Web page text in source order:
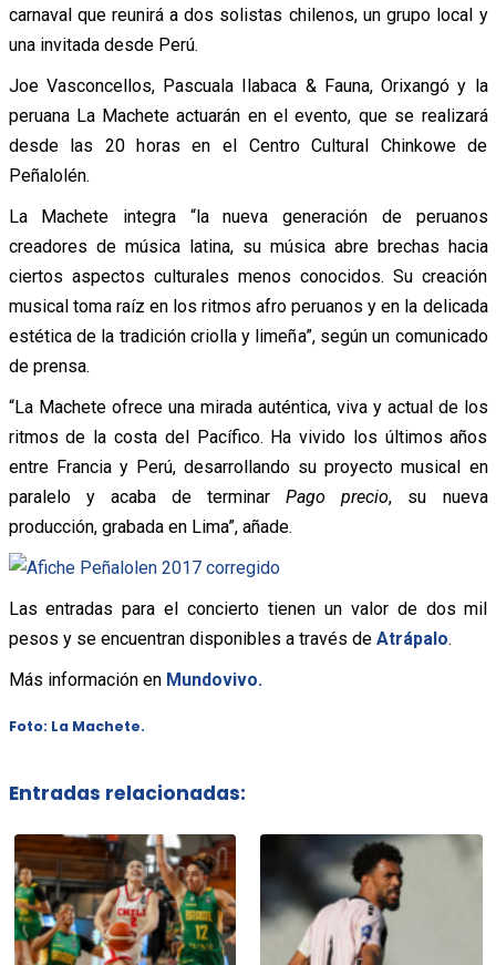
carnaval que reunirá a dos solistas chilenos, un grupo local y
una invitada desde Perú.
Joe Vasconcellos, Pascuala Ilabaca & Fauna, Orixangó y la
peruana La Machete actuarán en el evento, que se realizará
desde las 20 horas en el Centro Cultural Chinkowe de
Peñalolén.
La Machete integra “la nueva generación de peruanos
creadores de música latina, su música abre brechas hacia
ciertos aspectos culturales menos conocidos. Su creación
musical toma raíz en los ritmos afro peruanos y en la delicada
estética de la tradición criolla y limeña”, según un comunicado
de prensa.
“La Machete ofrece una mirada auténtica, viva y actual de los
ritmos de la costa del Pacífico. Ha vivido los últimos años
entre Francia y Perú, desarrollando su proyecto musical en
paralelo y acaba de terminarPago precio, su nueva
producción, grabada en Lima”, añade.
Las entradas para el concierto tienen un valor de dos mil
pesos y se encuentran disponibles a través de Atrápalo.
Más información en Mundovivo.
Foto: La Machete.
Entradas relacionadas: